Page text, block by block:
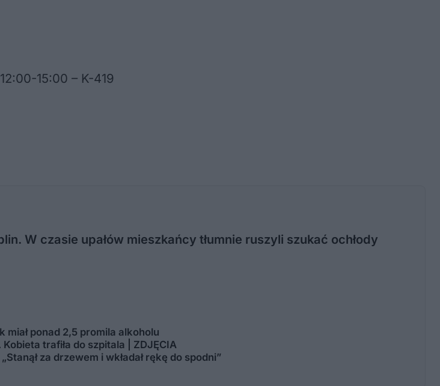
15:00 – K-419
W czasie upałów mieszkańcy tłumnie ruszyli szukać ochłody
ponad 2,5 promila alkoholu
trafiła do szpitala | ZDJĘCIA
za drzewem i wkładał rękę do spodni”